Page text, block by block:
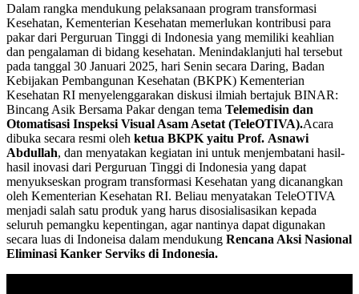
Dalam rangka mendukung pelaksanaan program transformasi
Kesehatan, Kementerian Kesehatan memerlukan kontribusi para
pakar dari Perguruan Tinggi di Indonesia yang memiliki keahlian
dan pengalaman di bidang kesehatan. Menindaklanjuti hal tersebut
pada tanggal 30 Januari 2025, hari Senin secara Daring, Badan
Kebijakan Pembangunan Kesehatan (BKPK) Kementerian
Kesehatan RI menyelenggarakan diskusi ilmiah bertajuk BINAR:
Bincang Asik Bersama Pakar dengan tema Telemedisin dan
Otomatisasi Inspeksi Visual Asam Asetat (TeleOTIVA).Acara
dibuka secara resmi oleh ketua BKPK yaitu Prof. Asnawi
Abdullah, dan menyatakan kegiatan ini untuk menjembatani hasil-
hasil inovasi dari Perguruan Tinggi di Indonesia yang dapat
menyukseskan program transformasi Kesehatan yang dicanangkan
oleh Kementerian Kesehatan RI. Beliau menyatakan TeleOTIVA
menjadi salah satu produk yang harus disosialisasikan kepada
seluruh pemangku kepentingan, agar nantinya dapat digunakan
secara luas di Indoneisa dalam mendukung Rencana Aksi Nasional
Eliminasi Kanker Serviks di Indonesia.